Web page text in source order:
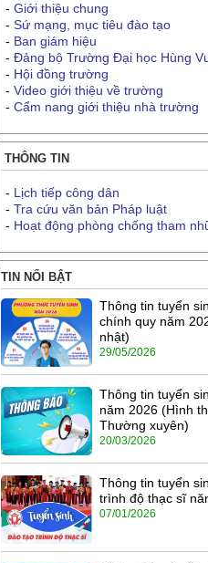
- Giới thiệu chung
- Sứ mạng, mục tiêu đào tạo
- Ban giám hiệu
- Đảng bộ Trường Đại học Hùng
- Hội đồng trường
- Video giới thiệu về trường
- Cẩm nang giới thiệu nhà trường
THÔNG TIN
- Lịch tiếp công dân
- Tra cứu văn bản Pháp luật
- Hoạt động phòng chống tham
TIN NỔI BẬT
Thông tin tuyển
chính quy năm
nhật)
29/05/2026
Thông tin tuyển
năm 2026 (Hình
Thường xuyên)
20/03/2026
Thông tin tuyển
trình độ thạc sĩ
07/01/2026